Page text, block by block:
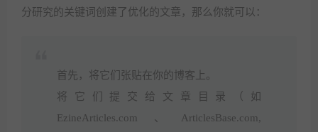
分研究的关键词创建了优化的文章，那么你就可以：
首先，将它们张贴在你的博客上。
将它们提交给文章目录（如
EzineArticles.com、ArticlesBase.com,